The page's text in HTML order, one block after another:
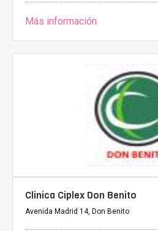
Más información
Clinica Ciplex Don Benito
Avenida Madrid 14, Don Benito